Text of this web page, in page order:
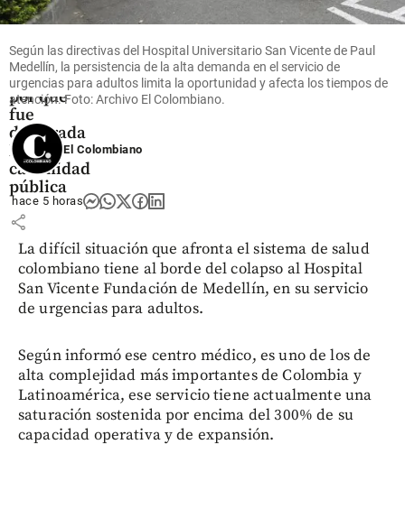
Puracé:
qué
significa
la alerta
naranja y
por qué
fue
declarada
la
calamidad
pública
share
Según las directivas del Hospital Universitario San Vicente de Paul
Medellín, la persistencia de la alta demanda en el servicio de
urgencias para adultos limita la oportunidad y afecta los tiempos de
atención. Foto: Archivo El Colombiano.
El Colombiano
hace 5 horas
La difícil situación que afronta el sistema de salud
colombiano tiene al borde del colapso al Hospital
San Vicente Fundación de Medellín, en su servicio
de urgencias para adultos.
Según informó ese centro médico, es uno de los de
alta complejidad más importantes de Colombia y
Latinoamérica, ese servicio tiene actualmente una
saturación sostenida por encima del 300% de su
capacidad operativa y de expansión.